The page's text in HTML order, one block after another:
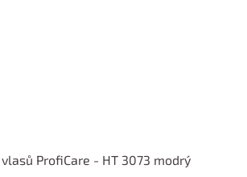
ProfiCare - HT 3073 modrý